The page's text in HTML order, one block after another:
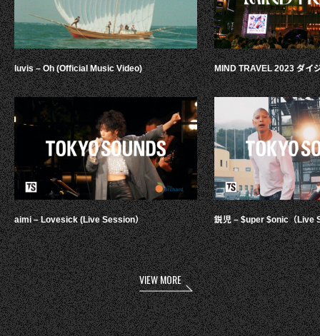
luvis – Oh (Official Music Video)
aimi – Lovesick (Live Session）
MIND TRAVEL 2023 ダイ
鋭児 – $uper $onic（Live
VIEW MORE